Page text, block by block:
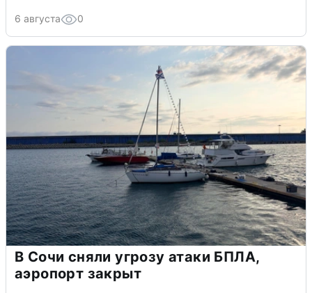
6 августа 0
В Сочи сняли угрозу атаки БПЛА,
аэропорт закрыт